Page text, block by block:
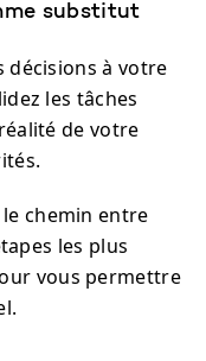
substitut
décisions à votre
les tâches
de votre
chemin entre
les plus
vous permettre